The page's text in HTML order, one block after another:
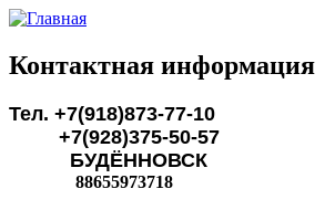
Перейти к основному содержанию
Контактная информация
Тел. +7(918)873-77-10
+7(928)375-50-57
БУДЁННОВСК
88655973718